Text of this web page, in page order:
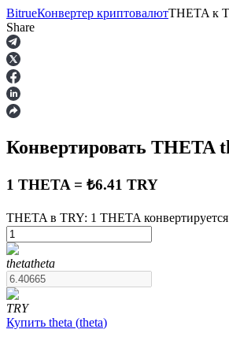
Фьючерсы
Фьючерсы с использованием USDT
BitrueКонвертер криптовалютTHETA к
Share
Конвертировать THETA
1 THETA = ₺6.41 TRY
THETA в TRY: 1 THETA
thetatheta
TRY
Купить theta (theta)